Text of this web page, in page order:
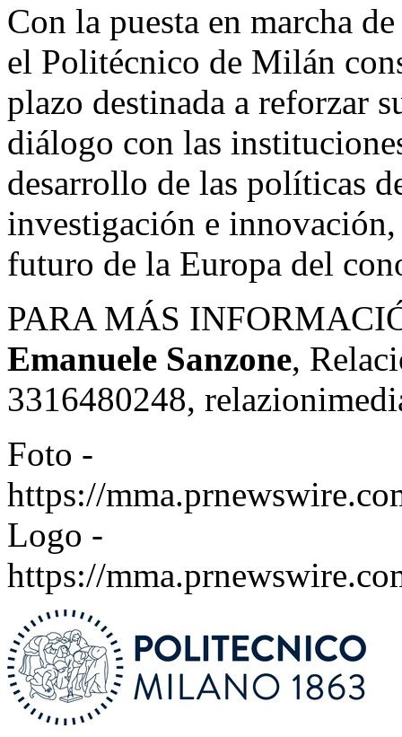
Con la puesta en marcha
el Politécnico de Milán
plazo destinada a reforzar
diálogo con las
desarrollo de las políticas
investigación e
futuro de la Europa del
PARA MÁS
Emanuele Sanzone,
3316480248,
Foto -
https://
Logo -
https://